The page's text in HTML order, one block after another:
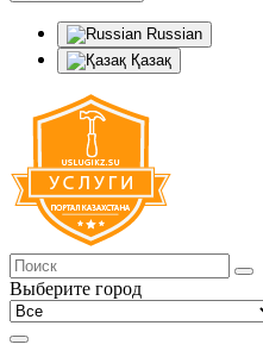
Russian
Қазақ
Выберите город